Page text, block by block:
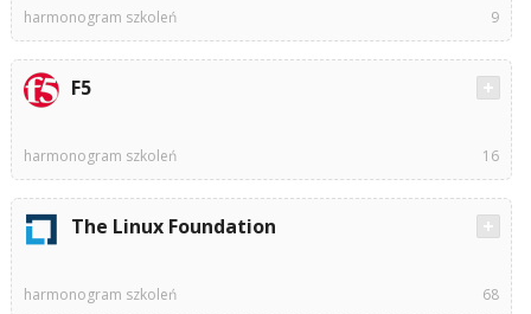
harmonogram szkoleń 9
F5
harmonogram szkoleń 16
The Linux Foundation
harmonogram szkoleń 68